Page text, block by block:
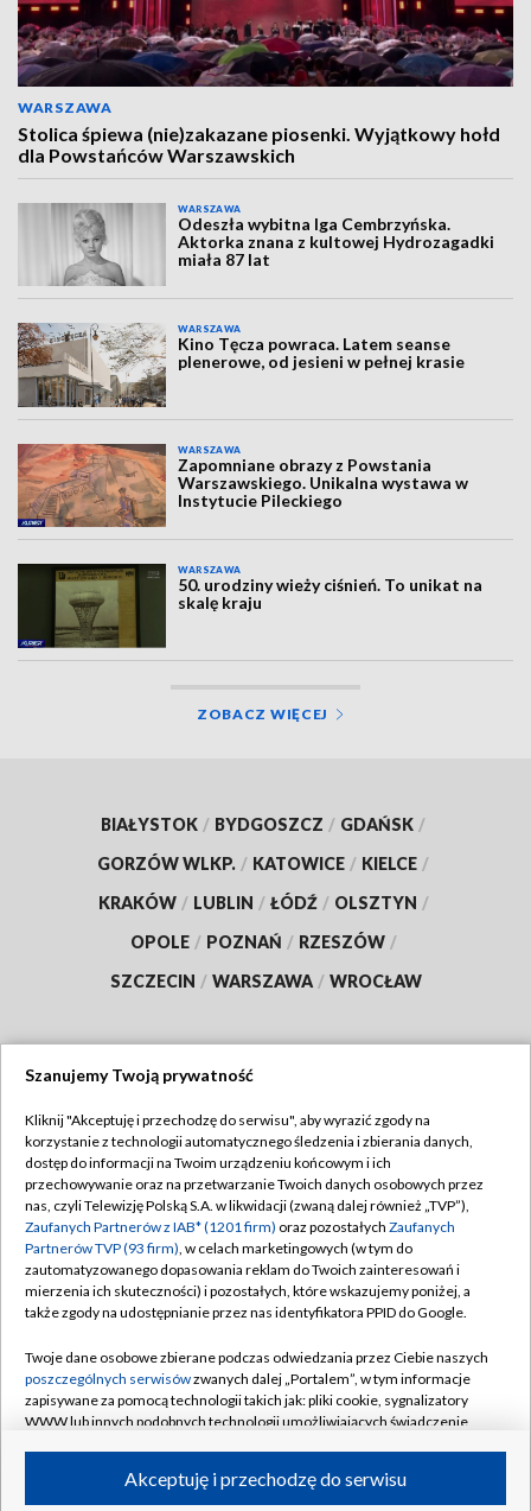
WARSZAWA
Stolica śpiewa (nie)zakazane piosenki. Wyjątkowy hołd
dla Powstańców Warszawskich
WARSZAWA
Odeszła wybitna Iga Cembrzyńska.
Aktorka znana z kultowej Hydrozagadki
miała 87 lat
WARSZAWA
Kino Tęcza powraca. Latem seanse
plenerowe, od jesieni w pełnej krasie
WARSZAWA
Zapomniane obrazy z Powstania
Warszawskiego. Unikalna wystawa w
Instytucie Pileckiego
WARSZAWA
50. urodziny wieży ciśnień. To unikat na
skalę kraju
ZOBACZ WIĘCEJ
BIAŁYSTOK / BYDGOSZCZ / GDAŃSK /
GORZÓW WLKP. / KATOWICE / KIELCE /
KRAKÓW / LUBLIN / ŁÓDŹ / OLSZTYN /
OPOLE / POZNAŃ / RZESZÓW /
SZCZECIN / WARSZAWA / WROCŁAW
TVP
Abonament TVP
Emisja w TVP
Centrum informacji TVP
Naziemna Telewizja Cyfrowa
Rada Programowa
System NOS
Informacje o nadawcy
Program dla prasy
Regulamin TVP
Polityka prywatności
Moje zgody
Pomoc
Kontakt
Kanały
Szanujemy Twoją prywatność
Kliknij "Akceptuję i przechodzę do serwisu", aby wyrazić zgody na
korzystanie z technologii automatycznego śledzenia i zbierania danych,
dostęp do informacji na Twoim urządzeniu końcowym i ich
przechowywanie oraz na przetwarzanie Twoich danych osobowych przez
nas, czyli Telewizję Polską S.A. w likwidacji (zwaną dalej również „TVP”),
Zaufanych Partnerów z IAB* (1201 firm) oraz pozostałych Zaufanych
Partnerów TVP (93 firm), w celach marketingowych (w tym do
zautomatyzowanego dopasowania reklam do Twoich zainteresowań i
mierzenia ich skuteczności) i pozostałych, które wskazujemy poniżej, a
także zgody na udostępnianie przez nas identyfikatora PPID do Google.
Twoje dane osobowe zbierane podczas odwiedzania przez Ciebie naszych
poszczególnych serwisówzwanych dalej „Portalem”, w tym informacje
zapisywane za pomocą technologii takich jak: pliki cookie, sygnalizatory
WWW lub innych podobnych technologii umożliwiających świadczenie
ruchu w Internecie.Akceptuję i przechodzę do serwisu